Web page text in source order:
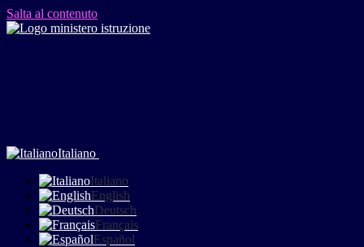
Salta al contenuto
Italiano
Italiano
English
Deutsch
Français
Español